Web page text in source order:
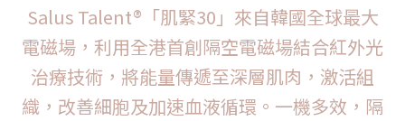
Salus Talent®「肌緊30」來自韓國全球最大
電磁場，利用全港首創隔空電磁場結合紅外光
治療技術，將能量傳遞至深層肌肉，激活組
織，改善細胞及加速血液循環。一機多效，隔